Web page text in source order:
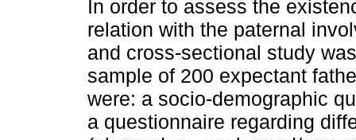
In order to assess the
relation with the paternal
and cross-sectional study
sample of 200 expectant
were: a socio­-demographic
a questionnaire regarding